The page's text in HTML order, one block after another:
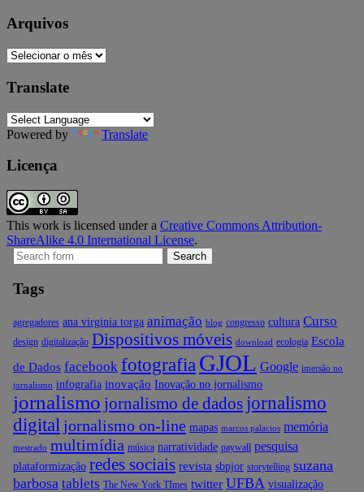
Arquivos
Arquivos
Translate
Powered by Translate
Licença
This work is licensed under a Creative Commons Attribution-
ShareAlike 4.0 International License.
Search
for:
Tags
agregadores ana virginia torga animação blog congresso cultura Curso
design digitalização Dispositivos móveis download ecologia Escola
de Dados facebook fotografia GJOL Google imersão no
jornalismo infografia inovação Inovação no jornalismo
jornalismo jornalismo de dados jornalismo
digital jornalismo on-line mapas marcos palacios memória
mestrado multimídia música narratividade paywall pesquisa
plataformização redes sociais revista sbpjor storytelling suzana
barbosa tablets The New York TImes twitter UFBA visualização